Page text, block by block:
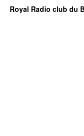
Royal Radio club du